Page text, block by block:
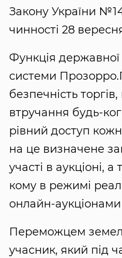
Закону України
чинності 28
Функція державної
системи
безпечність
втручання будь-
рівний доступ
на це визначене
участі в аукціоні,
кому в режимі
онлайн-аукціонами
Переможцем
учасник, який під